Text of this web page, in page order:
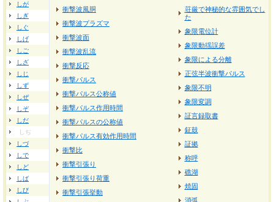
しが
しぎ
しぐ
しげ
しご
しざ
しじ
しず
しぜ
しぞ
しだ
しぢ
しづ
しで
しど
しば
しび
衝撃波風胴
衝撃波プラズマ
衝撃波面
衝撃波乱流
衝撃反応
衝撃パルス
衝撃パルス公称値
衝撃パルス作用時間
衝撃パルスの公称値
衝撃パルス有効作用時間
衝撃比
衝撃引張り
衝撃引張り荷重
衝撃引張挙動
荘厳で神秘的な雰囲気でし
た
象限電位計
象限動揺誤差
象限による分離
正弦半波衝撃パルス
象限不明
象限変調
証言録取書
鉦鼓
証拠
称呼
礁湖
焼固
消弧